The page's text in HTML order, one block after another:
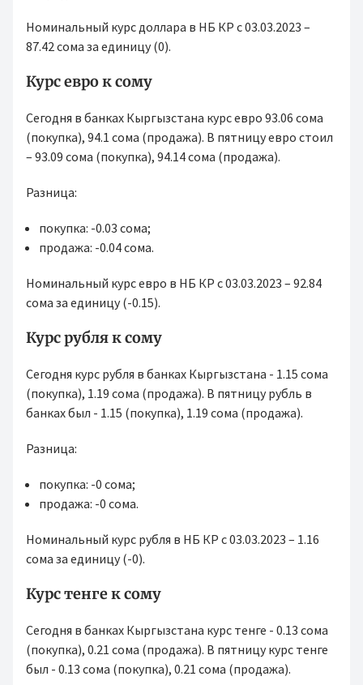
Номинальный курс доллара в НБ КР с 03.03.2023 –
87.42 сома за единицу (0).
Курс евро к сому
Сегодня в банках Кыргызстана курс евро 93.06 сома
(покупка), 94.1 сома (продажа). В пятницу евро стоил
– 93.09 сома (покупка), 94.14 сома (продажа).
Разница:
покупка: -0.03 сома;
продажа: -0.04 сома.
Номинальный курс евро в НБ КР с 03.03.2023 – 92.84
сома за единицу (-0.15).
Курс рубля к сому
Сегодня курс рубля в банках Кыргызстана - 1.15 сома
(покупка), 1.19 сома (продажа). В пятницу рубль в
банках был - 1.15 (покупка), 1.19 сома (продажа).
Разница:
покупка: -0 сома;
продажа: -0 сома.
Номинальный курс рубля в НБ КР с 03.03.2023 – 1.16
сома за единицу (-0).
Курс тенге к сому
Сегодня в банках Кыргызстана курс тенге - 0.13 сома
(покупка), 0.21 сома (продажа). В пятницу курс тенге
был - 0.13 сома (покупка), 0.21 сома (продажа).